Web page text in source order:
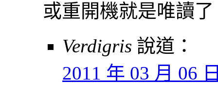
或重開機就是唯讀了
Verdigris 說道：
2011 年 03 月 06